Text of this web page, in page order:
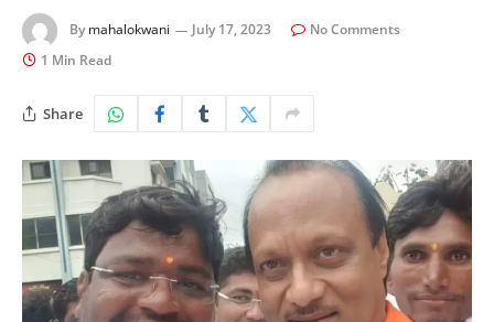
By mahalokwani July 17, 2023
No Comments
1 Min Read
Share